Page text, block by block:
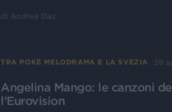
di Andrea Daz
TRA POKÉ MELODRAMA E LA SVEZIA 28
Angelina Mango: le canzoni
l’Eurovision